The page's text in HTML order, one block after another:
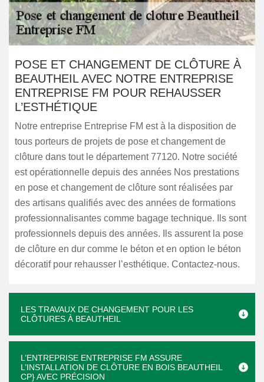
POSE ET CHANGEMENT DE CLÔTURE À
BEAUTHEIL AVEC NOTRE ENTREPRISE
ENTREPRISE FM POUR REHAUSSER
L’ESTHÉTIQUE
Notre entreprise Entreprise FM est à la disposition de
tous porteurs de projets de pose et changement de
clôture dans tout le département 77120. Notre société
est opérationnelle depuis des années Nos prestations
en pose et changement de clôture sont réalisées par
des artisans qualifiés avec des années de formations
professionnalisantes comme bagage technique. Ils sont
professionnels depuis des années. Ils assurent la pose
de clôture en dur comme le béton et en option le béton
décoratif pour rehausser l’esthétique. Contactez-nous.
LES TRAVAUX DE CHANGEMENT POUR LES
CLÔTURES À BEAUTHEIL
L’ENTREPRISE ENTREPRISE FM ASSURE
L’INSTALLATION DE CLÔTURE EN BOIS BEAUTHEIL
CP} AVEC PRÉCISION